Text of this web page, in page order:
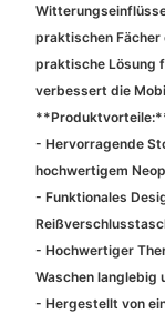
praktischen Fächer
praktische Lösung
verbessert die
- Hervorragende
hochwertigem
- Funktionales
- Hochwertiger
Waschen langlebig
- Hergestellt von